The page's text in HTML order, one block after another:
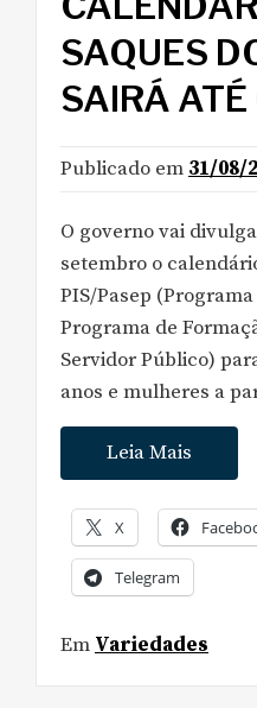
SAQUES
SAIRÁ ATÉ
Publicado em 31/08/
O governo vai
setembro o
PIS/Pasep
Programa de
Servidor Público)
anos e mulheres a
Leia Mais
X
Telegram
EmVariedades